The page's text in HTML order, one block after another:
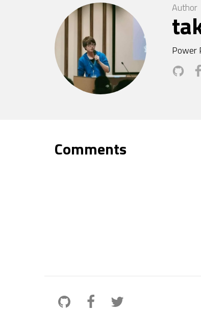
Author
Power
Comments